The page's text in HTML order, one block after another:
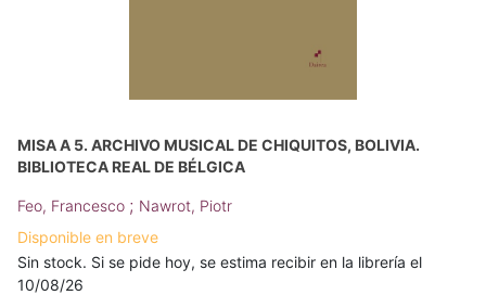
MISA A 5. ARCHIVO MUSICAL DE CHIQUITOS, BOLIVIA.
BIBLIOTECA REAL DE BÉLGICA
Feo, Francesco ; Nawrot, Piotr
Disponible en breve
Sin stock. Si se pide hoy, se estima recibir en la librería el
10/08/26